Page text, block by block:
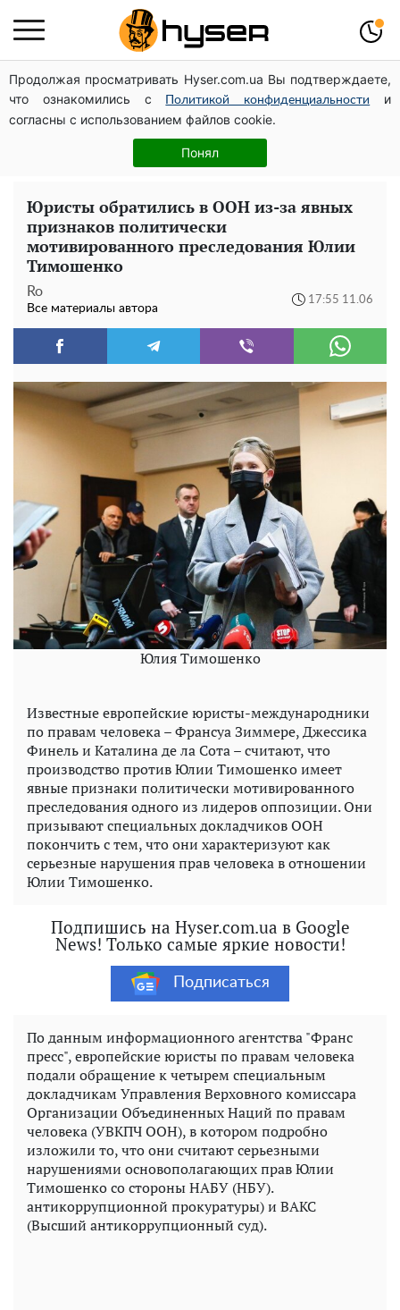
Продолжая просматривать Hyser.com.ua Вы подтверждаете,
что ознакомились с
Политикой конфиденциальности
и
согласны с использованием файлов cookie.
Понял
Дроны с наценкой: Александр Конотопский вывел
миллионы оборонного бюджета через фиктивную
фирму в Эстонии
Как участник боевых действий может оформить
льготу на оплату коммунальных услуг: инструкция
Юристы обратились в ООН из-за явных
признаков политически
мотивированного преследования Юлии
Тимошенко
Ro
Все материалы автора
17:55 11.06
Юлия Тимошенко
Известные европейские юристы-международники
по правам человека – Франсуа Зиммере, Джессика
Финель и Каталина де ла Сота – считают, что
производство против Юлии Тимошенко имеет
явные признаки политически мотивированного
преследования одного из лидеров оппозиции. Они
призывают специальных докладчиков ООН
покончить с тем, что они характеризуют как
серьезные нарушения прав человека в отношении
Юлии Тимошенко.
Подпишись на Hyser.com.ua в Google
News! Только самые яркие новости!
Подписаться
По данным информационного агентства "Франс
пресс", европейские юристы по правам человека
подали обращение к четырем специальным
докладчикам Управления Верховного комиссара
Организации Объединенных Наций по правам
человека (УВКПЧ ООН), в котором подробно
изложили то, что они считают серьезными
нарушениями основополагающих прав Юлии
Тимошенко со стороны НАБУ (НБУ).
антикоррупционной прокуратуры) и ВАКС
(Высший антикоррупционный суд).